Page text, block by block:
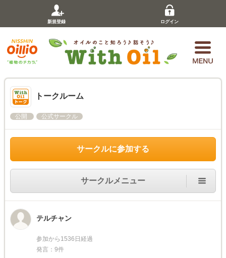
新規登録 ログイン
トークルーム
公開 公式サークル
サークルに参加する
サークルメニュー
テルチャン
参加から1536日経過
発言：9件